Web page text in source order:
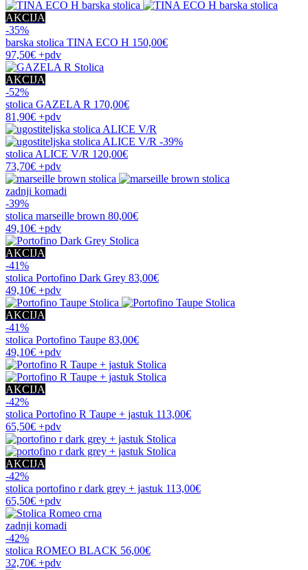
AKCIJA
-35%
barska stolica TINA ECO H 150,00€
97,50€ +pdv
AKCIJA
-52%
stolica GAZELA R 170,00€
81,90€ +pdv
-39%
stolicaALICE V/R 120,00€
73,70€ +pdv
zadnji komadi
-39%
stolica marseille brown 80,00€
49,10€ +pdv
AKCIJA
-41%
stolica Portofino Dark Grey 83,00€
49,10€ +pdv
AKCIJA
-41%
stolica Portofino Taupe 83,00€
49,10€ +pdv
AKCIJA
-42%
stolica Portofino R Taupe + jastuk 113,00€
65,50€ +pdv
AKCIJA
-42%
stolica portofino r dark grey + jastuk 113,00€
65,50€ +pdv
zadnji komadi
-42%
stolica ROMEO BLACK 56,00€
32,70€ +pdv